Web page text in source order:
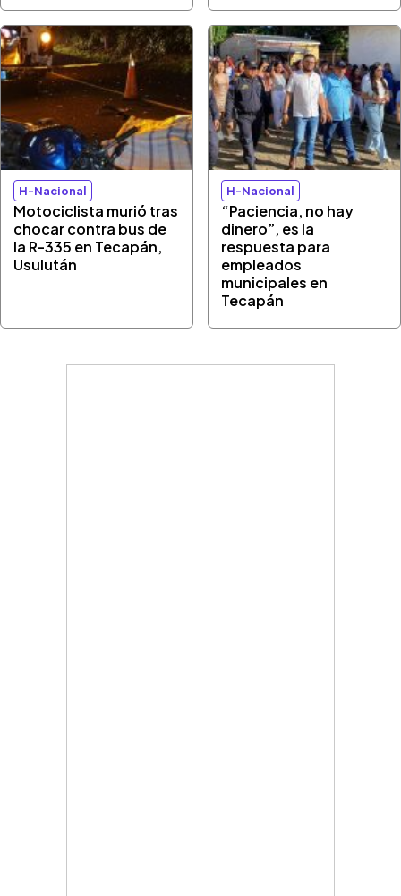
H-Nacional
Motociclista murió tras
chocar contra bus de
la R-335 en Tecapán,
Usulután
H-Nacional
“Paciencia, no hay
dinero”, es la
respuesta para
empleados
municipales en
Tecapán